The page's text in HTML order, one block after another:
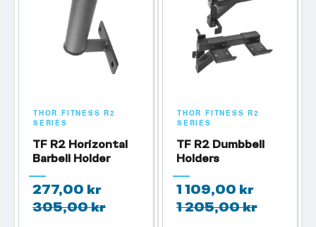
THOR FITNESS R2
SERIES
TF R2 Horizontal
Barbell Holder
277,00 kr
305,00 kr
THOR FITNESS R2
SERIES
TF R2 Dumbbell
Holders
1 109,00 kr
1 205,00 kr